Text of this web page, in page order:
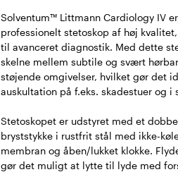
Solventum™ Littmann Cardiology IV
professionelt stetoskop af høj
til avanceret diagnostik. Med dette
skelne mellem subtile og svært
støjende omgivelser, hvilket gør det
auskultation på f.eks. skadestuer og i
Stetoskopet er udstyret med et
bryststykke i rustfrit stål med ikke-
membran og åben/lukket klokke.
gør det muligt at lytte til lyde med